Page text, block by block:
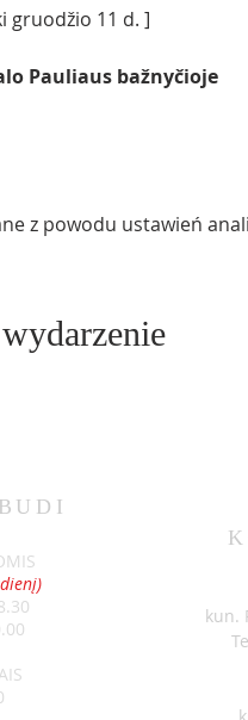
gruodžio 11 d. ]
Pauliaus bažnyčioje
z powodu ustawień
BUDI
kun.